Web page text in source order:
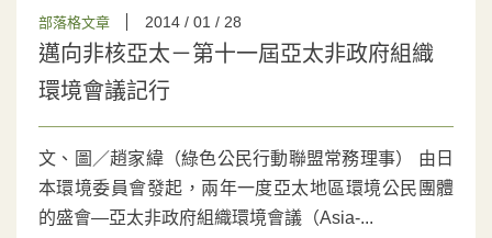
部落格文章 2014 / 01 / 28
邁向非核亞太－第十一屆亞太非政府組織
環境會議記行
文、圖／趙家緯（綠色公民行動聯盟常務理事） 由日
本環境委員會發起，兩年一度亞太地區環境公民團體
的盛會—亞太非政府組織環境會議（Asia-...